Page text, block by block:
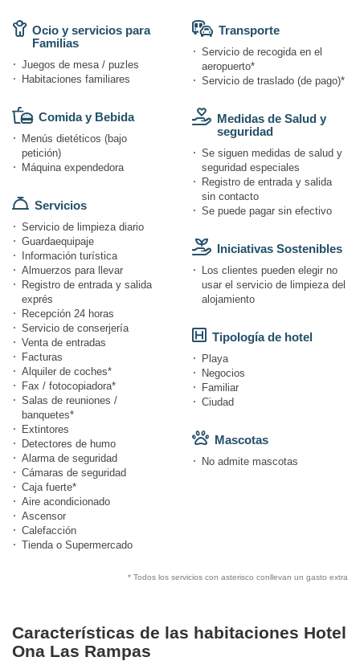
Ocio y servicios para
Familias
Juegos de mesa / puzles
Habitaciones familiares
Comida y Bebida
Menús dietéticos (bajo
petición)
Máquina expendedora
Servicios
Servicio de limpieza diario
Guardaequipaje
Información turística
Almuerzos para llevar
Registro de entrada y salida
exprés
Recepción 24 horas
Servicio de conserjería
Venta de entradas
Facturas
Alquiler de coches*
Fax / fotocopiadora*
Salas de reuniones /
banquetes*
Extintores
Detectores de humo
Alarma de seguridad
Cámaras de seguridad
Caja fuerte*
Aire acondicionado
Ascensor
Calefacción
Tienda o Supermercado
Transporte
Servicio de recogida en el
aeropuerto*
Servicio de traslado (de pago)*
Medidas de Salud y
seguridad
Se siguen medidas de salud y
seguridad especiales
Registro de entrada y salida
sin contacto
Se puede pagar sin efectivo
Iniciativas Sostenibles
Los clientes pueden elegir no
usar el servicio de limpieza del
alojamiento
Tipología de hotel
Playa
Negocios
Familiar
Ciudad
Mascotas
No admite mascotas
* Todos los servicios con asterisco conllevan un gasto extra
Características de las habitaciones Hotel
Ona Las Rampas